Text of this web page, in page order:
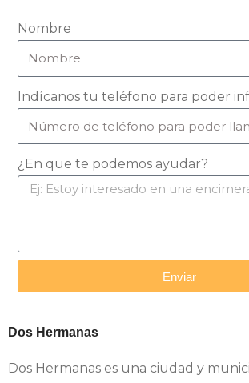
Nombre
Indícanos tu teléfono para poder
¿En que te podemos ayudar?
Enviar
Dos Hermanas
Dos Hermanas es una ciudad y